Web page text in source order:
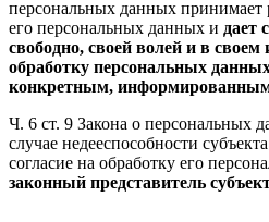
персональных данных принимает
его персональных данных и дает
свободно, своей волей и в своем
обработку персональных
конкретным,
Ч. 6 ст. 9 Закона о персональных
случае недееспособности
согласие на обработку его
законный представитель